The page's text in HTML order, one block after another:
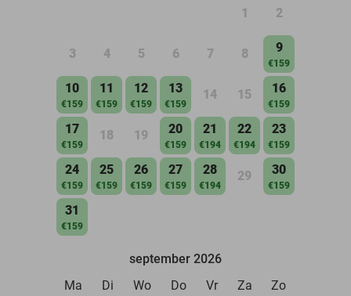
1 2
3 4 5 6 7 8 9
€159
10
€159
11
€159
12
€159
13
€159
14 15 16
€159
17
€159
18 19 20
€159
21
€194
22
€194
23
€159
24
€159
25
€159
26
€159
27
€159
28
€194
29 30
€159
31
€159
september 2026
Ma
Di Wo Do Vr Za Zo